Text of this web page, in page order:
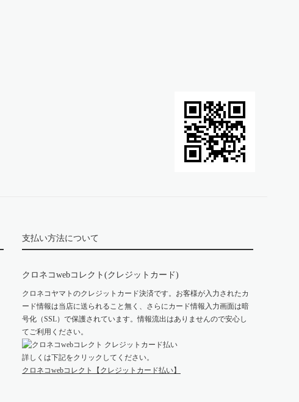
支払い方法について
クロネコwebコレクト(クレジットカード)
クロネコヤマトのクレジットカード決済です。お客様が入力されたカ
ード情報は当店に送られること無く、さらにカード情報入力画面は暗
号化（SSL）で保護されています。情報流出はありませんので安心し
てご利用ください。
詳しくは下記をクリックしてください。
クロネコwebコレクト【クレジットカード払い】